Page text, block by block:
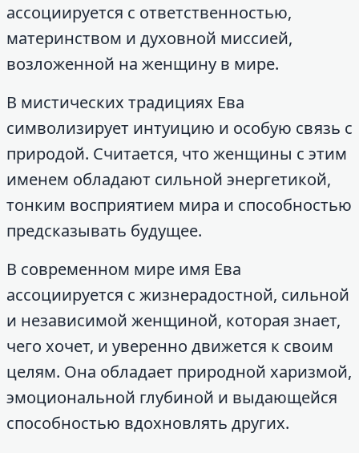
ассоциируется с ответственностью,
материнством и духовной миссией,
возложенной на женщину в мире.
В мистических традициях Ева
символизирует интуицию и особую связь с
природой. Считается, что женщины с этим
именем обладают сильной энергетикой,
тонким восприятием мира и способностью
предсказывать будущее.
В современном мире имя Ева
ассоциируется с жизнерадостной, сильной
и независимой женщиной, которая знает,
чего хочет, и уверенно движется к своим
целям. Она обладает природной харизмой,
эмоциональной глубиной и выдающейся
способностью вдохновлять других.